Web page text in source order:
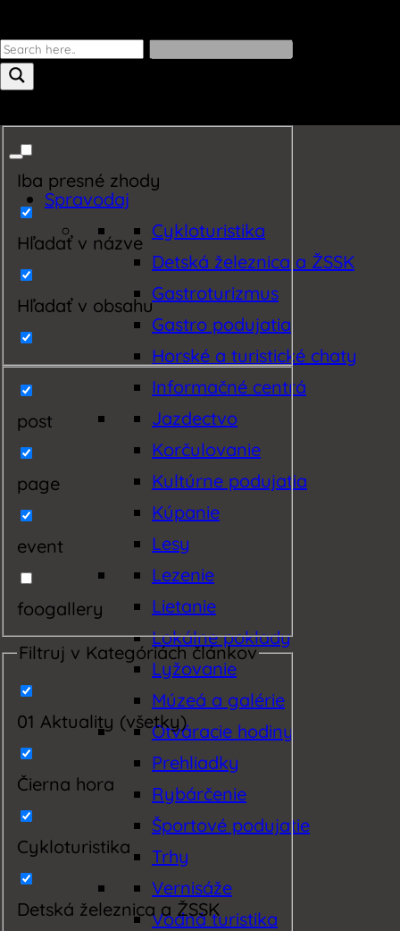
Iba presné zhody
Hľadať v názve
Hľadať v obsahu
post
page
event
foogallery
Filtruj v Kategóriách článkov
01 Aktuality (všetky)
Čierna hora
Cykloturistika
Detská železnica a ŽSSK
Spravodaj
Cykloturistika
Detská železnica a ŽSSK
Gastroturizmus
Gastro podujatia
Horské a turistické chaty
Informačné centrá
Jazdectvo
Korčulovanie
Kultúrne podujatia
Kúpanie
Lesy
Lezenie
Lietanie
Lokálne poklady
Lyžovanie
Múzeá a galérie
Otváracie hodiny
Prehliadky
Rybárčenie
Športové podujatie
Trhy
Vernisáže
Vodná turistika